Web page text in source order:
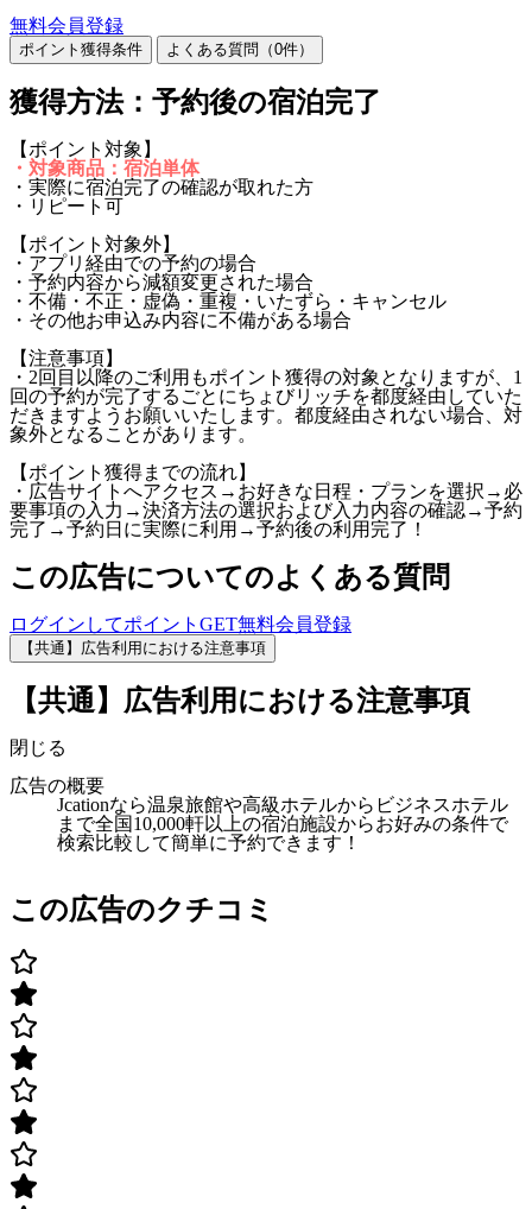
無料会員登録
ポイント獲得条件 よくある質問（0件）
獲得方法：予約後の宿泊完了
【ポイント対象】
・対象商品：宿泊単体
・実際に宿泊完了の確認が取れた方
・リピート可
【ポイント対象外】
・アプリ経由での予約の場合
・予約内容から減額変更された場合
・不備・不正・虚偽・重複・いたずら・キャンセル
・その他お申込み内容に不備がある場合
【注意事項】
・2回目以降のご利用もポイント獲得の対象となりますが、1
回の予約が完了するごとにちょびリッチを都度経由していた
だきますようお願いいたします。都度経由されない場合、対
象外となることがあります。
【ポイント獲得までの流れ】
・広告サイトへアクセス→お好きな日程・プランを選択→必
要事項の入力→決済方法の選択および入力内容の確認→予約
完了→予約日に実際に利用→予約後の利用完了！
この広告についてのよくある質問
ログインしてポイントGET無料会員登録
【共通】広告利用における注意事項
【共通】広告利用における注意事項
閉じる
広告の概要
Jcationなら温泉旅館や高級ホテルからビジネスホテル
まで全国10,000軒以上の宿泊施設からお好みの条件で
検索比較して簡単に予約できます！
この広告のクチコミ